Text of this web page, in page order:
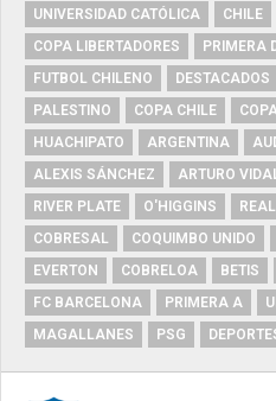
UNIVERSIDAD CATÓLICA
CHILE
COPA LIBERTADORES
PRIMERA
FUTBOL CHILENO
DESTACADOS
PALESTINO
COPA CHILE
HUACHIPATO
ARGENTINA
ALEXIS SÁNCHEZ
ARTURO
RIVER PLATE
O'HIGGINS
COBRESAL
COQUIMBO UNIDO
EVERTON
COBRELOA BETIS
FC BARCELONA
PRIMERA A
MAGALLANES
PSG